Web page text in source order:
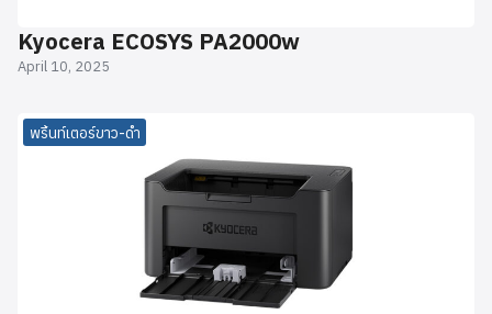
Kyocera ECOSYS PA2000w
April 10, 2025
พริ้นท์เตอร์ขาว-ดำ